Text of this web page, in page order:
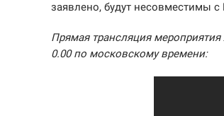
заявлено, будут несовместимы с
Прямая трансляция
0.00 по московскому времени: